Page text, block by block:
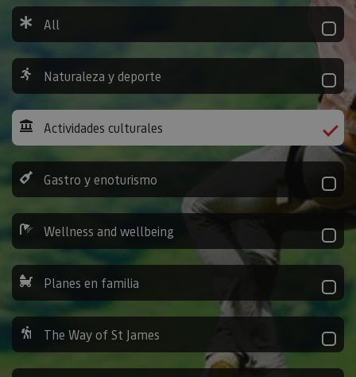
All
Naturaleza y deporte
Actividades culturales
Gastro y enoturismo
Wellness and wellbeing
Planes en familia
The Way of St James